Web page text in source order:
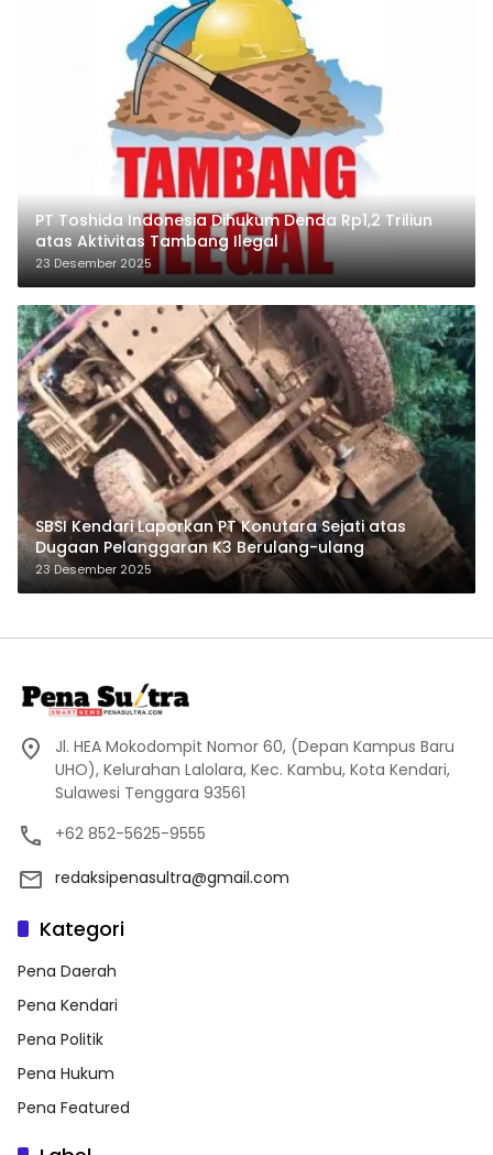
PT Toshida Indonesia Dihukum Denda Rp1,2 Triliun
atas Aktivitas Tambang Ilegal
23 Desember 2025
SBSI Kendari Laporkan PT Konutara Sejati atas
Dugaan Pelanggaran K3 Berulang-ulang
23 Desember 2025
Jl. HEA Mokodompit Nomor 60, (Depan Kampus Baru
UHO), Kelurahan Lalolara, Kec. Kambu, Kota Kendari,
Sulawesi Tenggara 93561
+62 852-5625-9555
redaksipenasultra@gmail.com
Kategori
Pena Daerah
Pena Kendari
Pena Politik
Pena Hukum
Pena Featured